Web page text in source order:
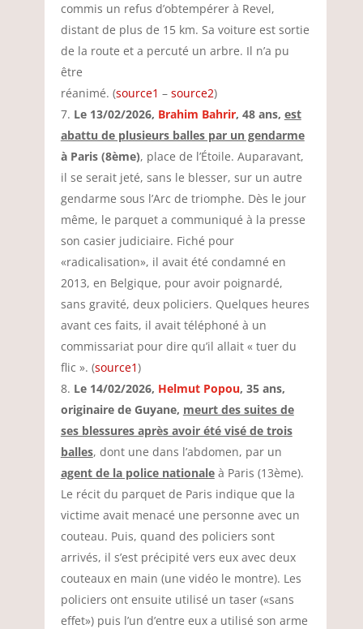
commis un refus d’obtempérer à Revel,
distant de plus de 15 km. Sa voiture est sortie
de la route et a percuté un arbre. Il n’a pu
être
réanimé. (source1 – source2)
Le 13/02/2026, Brahim Bahrir, 48 ans, est
abattu de plusieurs balles par un gendarme
à Paris (8ème), place de l’Étoile. Auparavant,
il se serait jeté, sans le blesser, sur un autre
gendarme sous l’Arc de triomphe. Dès le jour
même, le parquet a communiqué à la presse
son casier judiciaire. Fiché pour
«radicalisation», il avait été condamné en
2013, en Belgique, pour avoir poignardé,
sans gravité, deux policiers. Quelques heures
avant ces faits, il avait téléphoné à un
commissariat pour dire qu’il allait « tuer du
flic ». (source1)
Le 14/02/2026, Helmut Popou, 35 ans,
originaire de Guyane, meurt des suites de
ses blessures après avoir été visé de trois
balles, dont une dans l’abdomen, par un
agent de la police nationaleà Paris (13ème).
Le récit du parquet de Paris indique que la
victime avait menacé une personne avec un
couteau. Puis, quand des policiers sont
arrivés, il s’est précipité vers eux avec deux
couteaux en main (une vidéo le montre). Les
policiers ont ensuite utilisé un taser («sans
effet») puis l’un d’entre eux a utilisé son arme